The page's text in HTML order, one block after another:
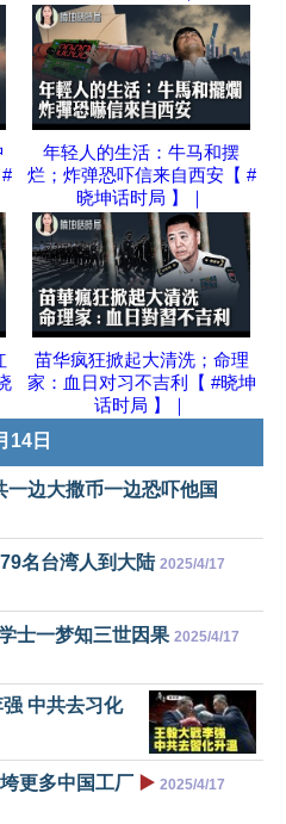
年轻人的生活：牛马和摆
烂；炸弹恐吓信来自西安【 #
晓坤话时局 】｜
苗华疯狂掀起大清洗；命理
家：血日对习不吉利【 #晓坤
话时局 】｜
14日
边大撒币一边恐吓他国
名台湾人到大陆 2025/4/17
士一梦知三世因果 2025/4/17
强 中共去习化
更多中国工厂 ▶️ 2025/4/17